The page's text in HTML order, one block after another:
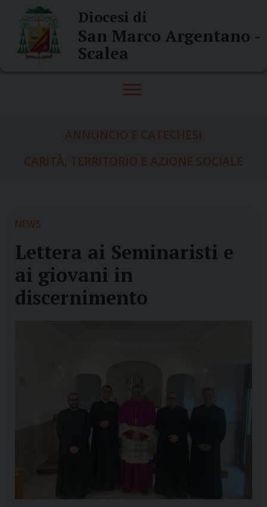
content
Diocesi di
San Marco Argentano -
Scalea
ANNUNCIO E CATECHESI
CARITÀ, TERRITORIO E AZIONE SOCIALE
NEWS
Lettera ai Seminaristi e
ai giovani in
discernimento